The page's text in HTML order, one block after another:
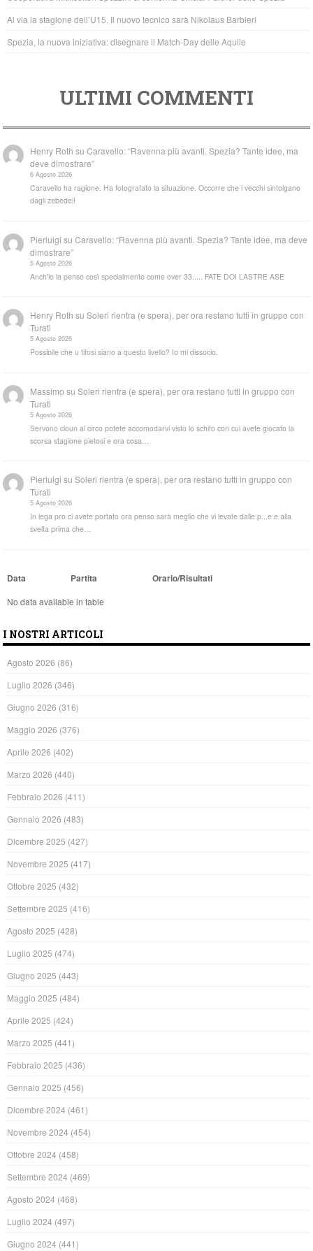
k
Al via la stagione dell’U15. Il nuovo tecnico sarà Nikolaus Barbieri
Spezia, la nuova iniziativa: disegnare il Match-Day delle Aquile
ULTIMI COMMENTI
Henry Roth suCaravello: “Ravenna più avanti. Spezia? Tante idee, ma
deve dimostrare”
6 Agosto 2026
Caravello ha ragione. Ha fotografato la situazione. Occorre che i vecchi sintolgano
dagli zebedei!
Pierluigi suCaravello: “Ravenna più avanti. Spezia? Tante idee, ma deve
dimostrare”
5 Agosto 2026
Anch'io la penso così specialmente come over 33..... FATE DOI LASTRE ASE
Henry Roth suSoleri rientra (e spera), per ora restano tutti in gruppo con
Turati
5 Agosto 2026
Possibile che u tifosi siano a questo livello? Io mi dissocio.
Massimo suSoleri rientra (e spera), per ora restano tutti in gruppo con
Turati
5 Agosto 2026
Servono cloun al circo potete accomodarvi visto lo schifo con cui avete giocato la
scorsa stagione pietosi e ora cosa…
Pierluigi suSoleri rientra (e spera), per ora restano tutti in gruppo con
Turati
5 Agosto 2026
In lega pro ci avete portato ora penso sarà meglio che vi levate dalle p...e e alla
svelta prima che…
Data Partita Orario/Risultati
No data available in table
I NOSTRI ARTICOLI
Agosto 2026 (86)
Luglio 2026 (346)
Giugno 2026 (316)
Maggio 2026 (376)
Aprile 2026 (402)
Marzo 2026 (440)
Febbraio 2026 (411)
Gennaio 2026 (483)
Dicembre 2025 (427)
Novembre 2025 (417)
Ottobre 2025 (432)
Settembre 2025 (416)
Agosto 2025 (428)
Luglio 2025 (474)
Giugno 2025 (443)
Maggio 2025 (484)
Aprile 2025 (424)
Marzo 2025 (441)
Febbraio 2025 (436)
Gennaio 2025 (456)
Dicembre 2024 (461)
Novembre 2024 (454)
Ottobre 2024 (458)
Settembre 2024 (469)
Agosto 2024 (468)
Luglio 2024 (497)
Giugno 2024 (441)